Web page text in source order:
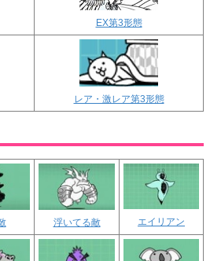
EX第3形態
レア・激レア第3形態
浮いてる敵 エイリアン